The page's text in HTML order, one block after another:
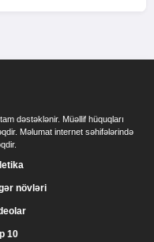
dəstəklənir. Müəllif hüquqları
Məlumat internet səhifələrində
növləri
10